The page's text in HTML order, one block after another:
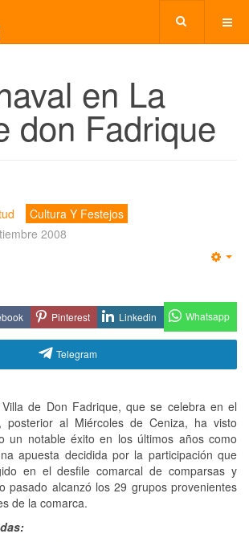
en La
don Fadrique
Cultura Y Festejos
2008
Pinterest Linkedin Whatsapp
Telegram
de Don Fadrique, que se celebra en el
posterior al Miércoles de Ceniza, ha visto
un notable éxito en los últimos años como
apuesta decidida por la participación que
en el desfile comarcal de comparsas y
pasado alcanzó los 29 grupos provenientes
de la comarca.